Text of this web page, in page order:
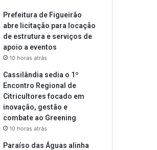
Prefeitura de Figueirão
abre licitação para locação
de estrutura e serviços de
apoio a eventos
10 horas atrás
Cassilândia sedia o 1º
Encontro Regional de
Citricultores focado em
inovação, gestão e
combate ao Greening
10 horas atrás
Paraíso das Águas alinha